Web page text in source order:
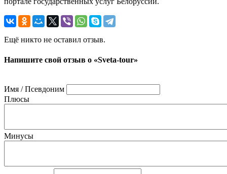
Ещё никто не оставил отзыв.
Напишите свой отзыв о «Sveta-tour»
Имя / Псевдоним
Плюсы
Минусы